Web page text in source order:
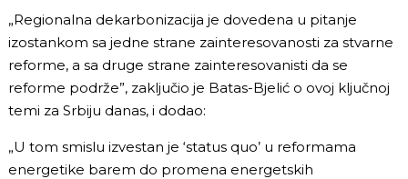
„Regionalna dekarbonizacija je dovedena u pitanje
izostankom sa jedne strane zainteresovanosti za stvarne
reforme, a sa druge strane zainteresovanisti da se
reforme podrže”, zaključio je Batas-Bjelić o ovoj ključnoj
temi za Srbiju danas, i dodao:
„U tom smislu izvestan je ‘status quo’ u reformama
energetike barem do promena energetskih